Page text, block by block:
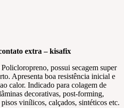
extra – kisafix
possui secagem super
Apresenta boa resistência inicial e
calor. Indicado para colagem de
decorativas, post-forming,
vinílicos, calçados, sintéticos etc.